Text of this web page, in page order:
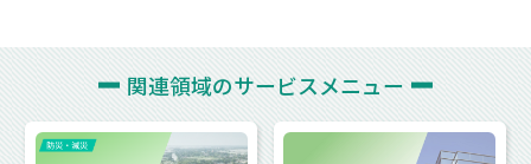
関連領域のサービスメニュー